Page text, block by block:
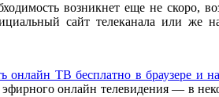
возникнет еще не скоро,
сайт телеканала или же
онлайн ТВ бесплатно в браузере и
онлайн телевидения — в